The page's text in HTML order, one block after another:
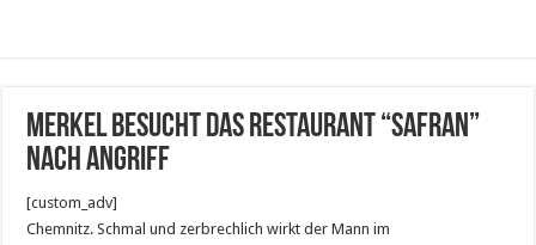
Merkel besucht das Restaurant “Safran”
nach Angriff
[custom_adv]
Chemnitz. Schmal und zerbrechlich wirkt der Mann im